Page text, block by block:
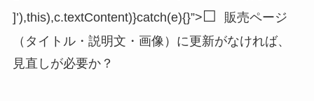
]’),this),c.textContent)}catch(e){}”> ☐
販売ページ
（タイトル・説明文・画像）に更新がなければ、
見直しが必要か？